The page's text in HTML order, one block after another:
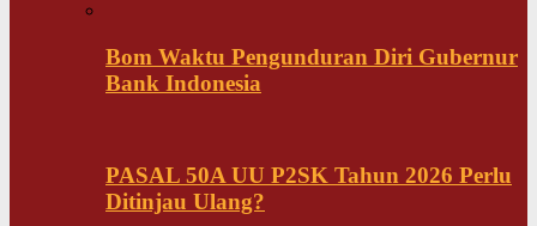
Bom Waktu Pengunduran Diri Gubernur
Bank Indonesia
PASAL 50A UU P2SK Tahun 2026 Perlu
Ditinjau Ulang?